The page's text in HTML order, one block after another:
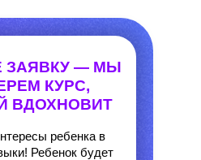
ЗАЯВКУ — МЫ
КУРС,
ВДОХНОВИТ
ребенка в
Ребенок будет